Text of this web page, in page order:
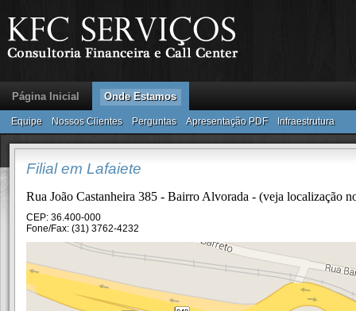
Página Inicial Onde Estamos
Equipe Nossos Clientes Perguntas Apresentação PDF Infraestrutura
Filial em Lafaiete
Rua João Castanheira 385 - Bairro Alvorada - (veja localização
CEP: 36.400-000
Fone/Fax: (31) 3762-4232